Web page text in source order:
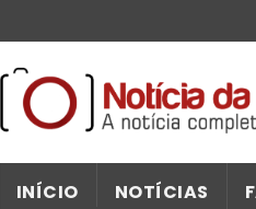
INÍCIO NOTÍCIAS